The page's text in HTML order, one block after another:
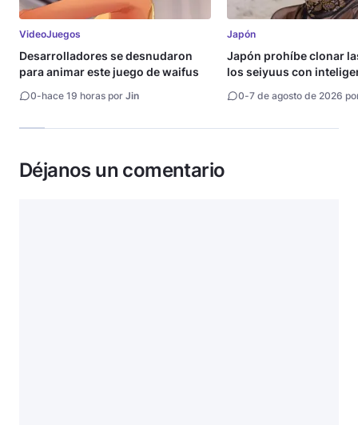
VideoJuegos
Desarrolladores se desnudaron
para animar este juego de waifus
0-hace 19 horas por Jin
Japón
Japón prohíbe clonar
los seiyuus con
0-7 de agosto de 2026
Déjanos un comentario